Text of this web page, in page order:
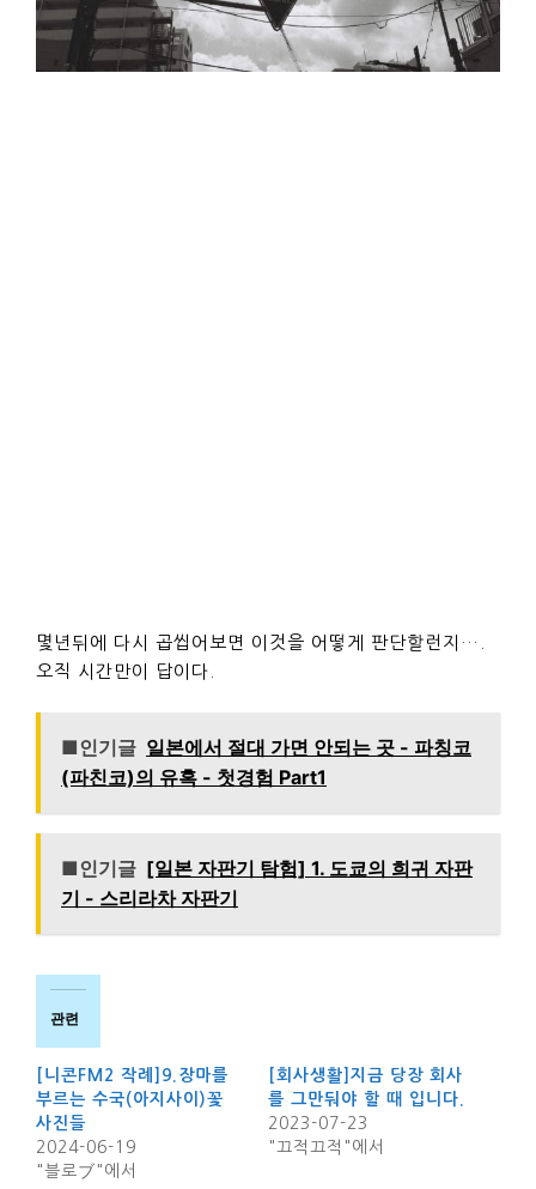
몇년뒤에 다시 곱씹어보면 이것을 어떻게 판단할런지….
오직 시간만이 답이다.
■인기글 일본에서 절대 가면 안되는 곳 - 파칭코
(파친코)의 유혹 - 첫경험 Part1
■인기글 [일본 자판기 탐험] 1. 도쿄의 희귀 자판
기 - 스리라차 자판기
관련
[니콘FM2 작례]9.장마를
부르는 수국(아지사이)꽃
사진들
2024-06-19
"블로ブ"에서
[회사생활]지금 당장 회사
를 그만둬야 할 때 입니다.
2023-07-23
"끄적끄적"에서